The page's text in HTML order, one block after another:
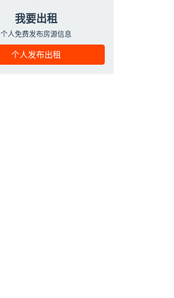
我要出租
个人免费发布房源信息
个人发布出租